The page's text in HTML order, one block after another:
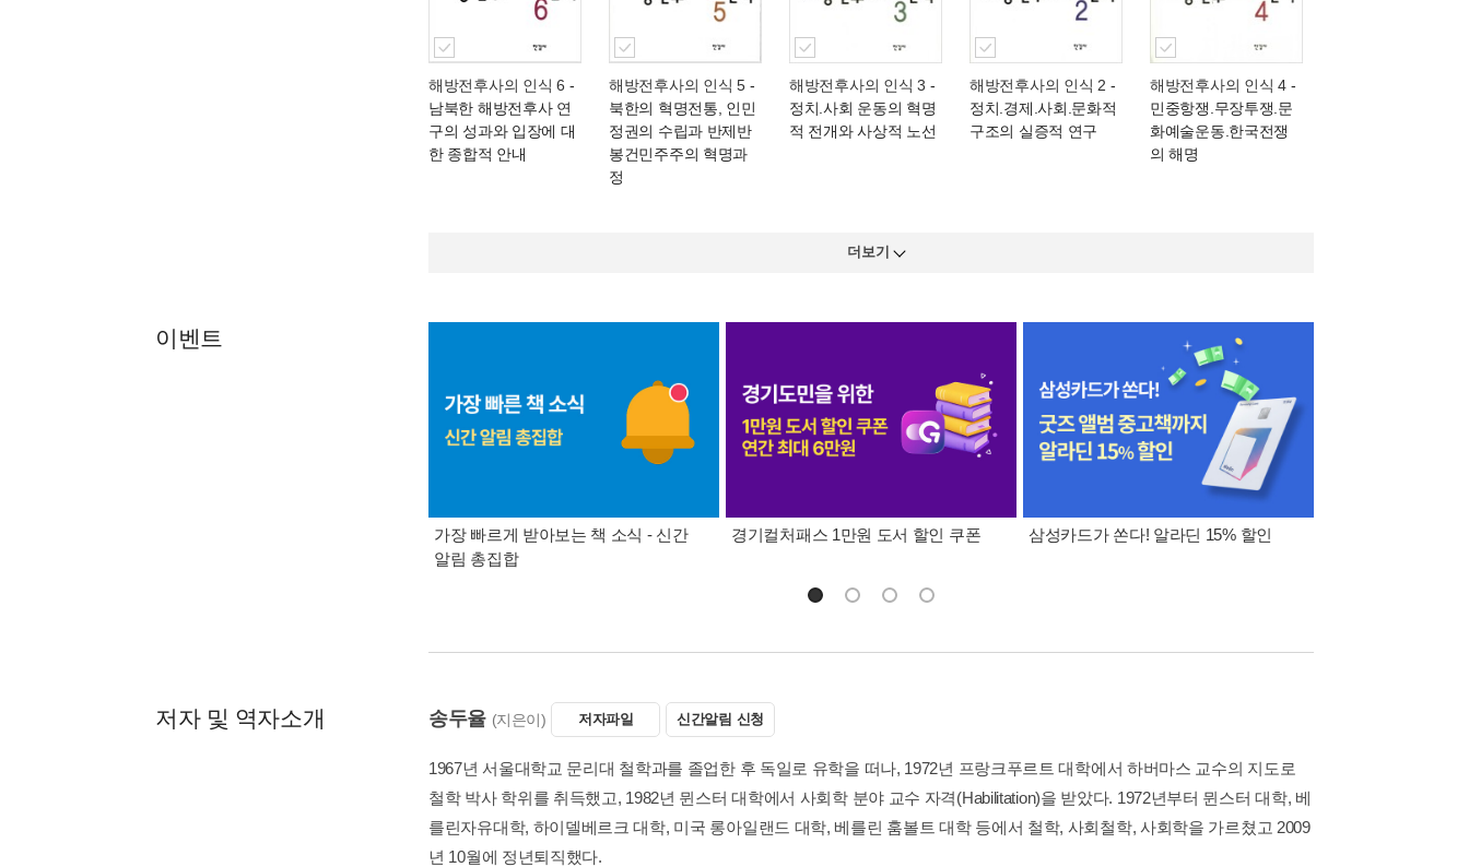
해방전후사의 인식 6 -
남북한 해방전후사 연
구의 성과와 입장에 대
한 종합적 안내
해방전후사의 인식 5-
북한의 혁명전통, 인민
정권의 수립과 반제반
봉건민주주의 혁명과
정
해방전후사의 인식 3 -
정치.사회 운동의 혁명
적 전개와 사상적 노선
해방전후사의 인식 2 -
정치.경제.사회.문화적
구조의 실증적 연구
해방전후사의 인식 4-
민중항쟁.무장투쟁.문
화예술운동.한국전쟁
의 해명
더보기
이벤트
가장 빠르게 받아보는 책 소식 - 신간
알림 총집합
경기컬처패스 1만원 도서 할인 쿠폰 삼성카드가 쏜다! 알라딘 15% 할인
저자 및 역자소개 송두율 (지은이) 저자파일 신간알림 신청
1967년 서울대학교 문리대 철학과를 졸업한 후 독일로 유학을 떠나, 1972년 프랑크푸르트 대학에서 하버마스 교수의 지도로
철학 박사 학위를 취득했고, 1982년 뮌스터 대학에서 사회학 분야 교수 자격(Habilitation)을 받았다. 1972년부터 뮌스터 대학, 베
를린자유대학, 하이델베르크 대학, 미국 롱아일랜드 대학, 베를린 훔볼트 대학 등에서 철학, 사회철학, 사회학을 가르쳤고 2009
년 10월에 정년퇴직했다.